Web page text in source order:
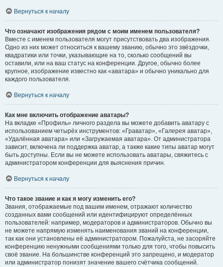
Вернуться к началу
Что означают изображения рядом с моим именем пользователя?
Вместе с именем пользователя могут присутствовать два изображения.
Одно из них может относиться к вашему званию, обычно это звёздочки,
квадратики или точки, указывающие на то, сколько сообщений вы
оставили, или на ваш статус на конференции. Другое, обычно более
крупное, изображение известно как «аватара» и обычно уникально для
каждого пользователя.
Вернуться к началу
Как мне включить отображение аватары?
На вкладке «Профиль» личного раздела вы можете добавить аватару с
использованием четырёх инструментов: «Граватар», «Галерея аватар»,
«Удалённая аватара» или «Загружаемая аватара». От администратора
зависит, включена ли поддержка аватар, а также какие типы аватар могут
быть доступны. Если вы не можете использовать аватары, свяжитесь с
администратором конференции для выяснения причин.
Вернуться к началу
Что такое звание и как я могу изменить его?
Звания, отображаемые под вашим именем, отражают количество
созданных вами сообщений или идентифицируют определённых
пользователей: например, модераторов и администраторов. Обычно вы
не можете напрямую изменять наименования званий на конференции,
так как они установлены её администратором. Пожалуйста, не засоряйте
конференцию ненужными сообщениями только для того, чтобы повысить
своё звание. На большинстве конференций это запрещено, и модератор
или администратор понизят значение вашего счётчика сообщений.